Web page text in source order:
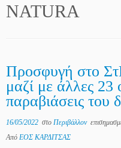
NATURA
Προσφυγή στο
μαζί με άλλες 23
παραβιάσεις του
16/05/2022 στο Περιβάλλον
Από ΕΟΣ ΚΑΡΔΙΤΣΑΣ